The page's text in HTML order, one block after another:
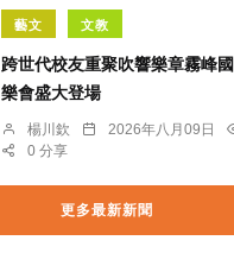
藝文 文教
跨世代校友重聚吹響樂章霧峰
樂會盛大登場
楊川欽 2026年八月09日
0 分享
更多最新新聞